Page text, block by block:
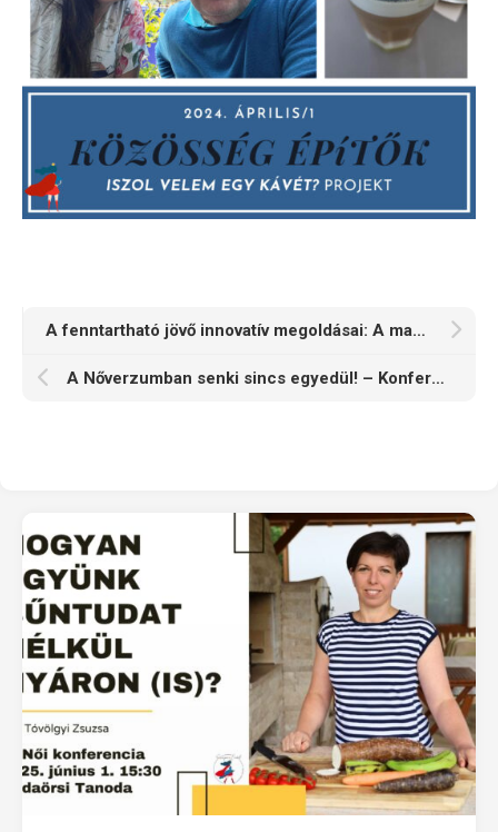
A fenntartható jövő innovatív megoldásai: A madár-ember kooperációs rendszerben rejlő lehetőségek
A Nőverzumban senki sincs egyedül! – Konferencia és vándorkiállítás Gyirmóton